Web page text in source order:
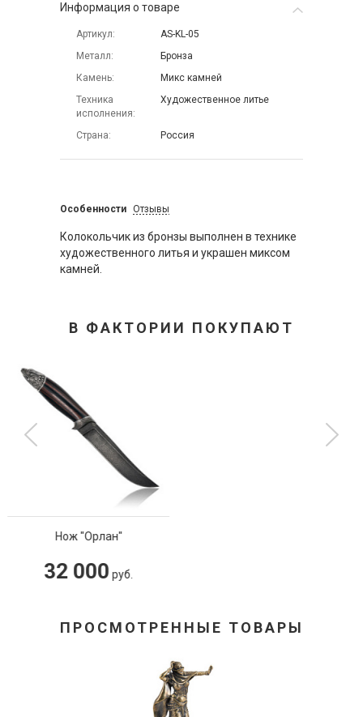
Информация о товаре
Артикул
AS-KL-05
Металл
Бронза
Камень
Микс камней
Техника
исполнения
Художественное литье
Страна Россия
Особенности Отзывы
Колокольчик из бронзы выполнен в технике
художественного литья и украшен миксом
камней.
В ФАКТОРИИ ПОКУПАЮТ
ПРОСМОТРЕННЫЕ ТОВАРЫ